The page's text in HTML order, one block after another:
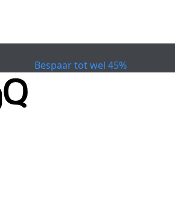
Bespaar tot wel 45%